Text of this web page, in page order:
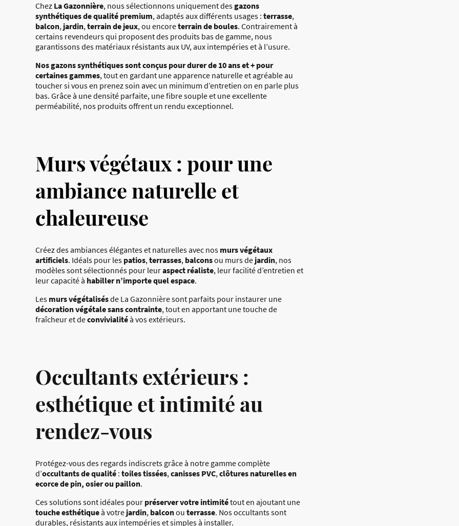
Chez La Gazonnière, nous sélectionnons uniquement desgazons
synthétiques de qualité premium, adaptés aux différents usages : terrasse,
balcon, jardin,terrain de jeux, ou encoreterrain de boules. Contrairement à
certains revendeurs qui proposent des produits bas de gamme, nous
garantissons des matériaux résistants aux UV, aux intempéries et à l’usure.
Nos gazons synthétiques sont conçus pour durer de 10 ans et + pour
certaines gammes, tout en gardant une apparence naturelle et agréable au
toucher si vous en prenez soin avec un minimum d’entretien on en parle plus
bas. Grâce à une densité parfaite, une fibre souple et une excellente
perméabilité, nos produits offrent un rendu exceptionnel.
Murs végétaux : pour une
ambiance naturelle et
chaleureuse
Créez des ambiances élégantes et naturelles avec nos murs végétaux
artificiels. Idéals pour les patios,terrasses, balconsou murs de jardin, nos
modèles sont sélectionnés pour leuraspect réaliste, leur facilité d’entretien et
leur capacité à habiller n’importe quel espace.
Les murs végétalisésde La Gazonnière sont parfaits pour instaurer une
décoration végétale sans contrainte, tout en apportant une touche de
fraîcheur et deconvivialitéà vos extérieurs.
Occultants extérieurs :
esthétique et intimité au
rendez-vous
Protégez-vous des regards indiscrets grâce à notre gamme complète
d’occultants de qualité: toiles tissées, canisses PVC, clôtures naturelles en
ecorce de pin, osier ou paillon.
Ces solutions sont idéales pour préserver votre intimitétout en ajoutant une
touche esthétiqueà votre jardin, balconou terrasse. Nos occultants sont
durables, résistants aux intempéries et simples à installer.